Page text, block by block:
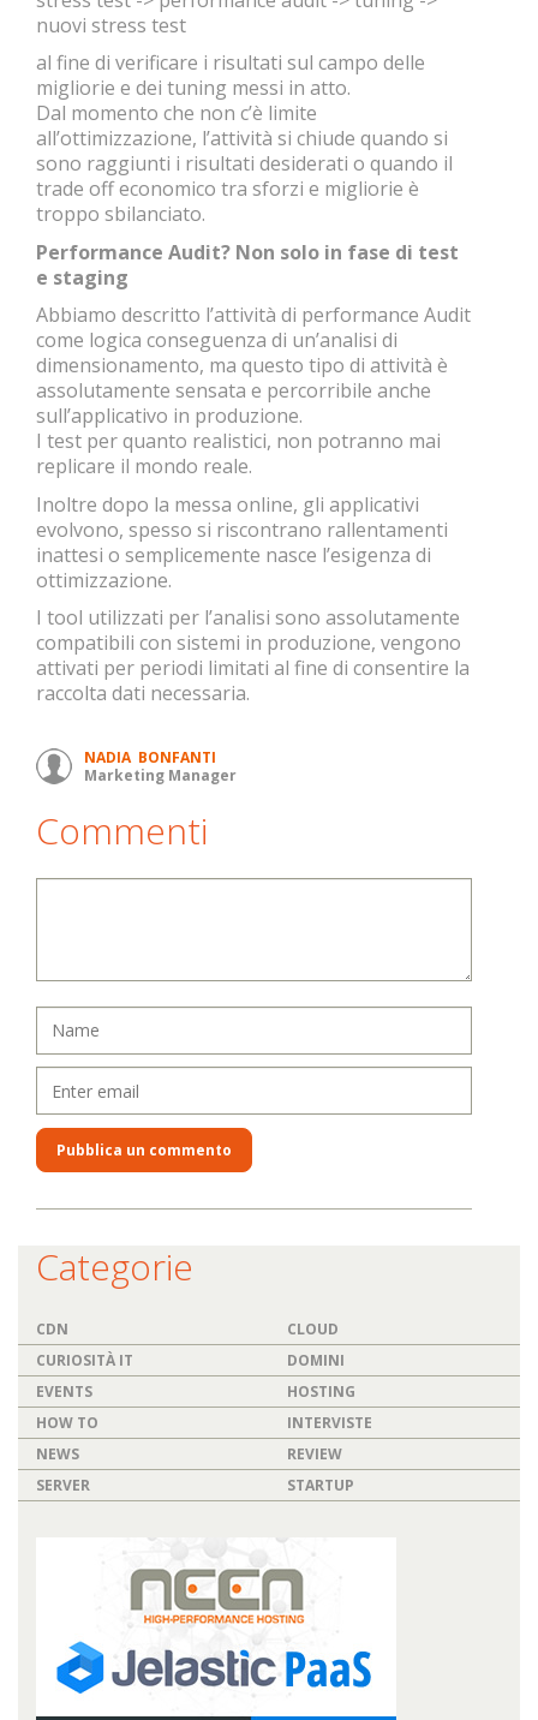
nuovi stress test
al fine di verificare i risultati sul campo delle
migliorie e dei tuning messi in atto.
Dal momento che non c’è limite
all’ottimizzazione, l’attività si chiude quando si
sono raggiunti i risultati desiderati o quando il
trade off economico tra sforzi e migliorie è
troppo sbilanciato.
Performance Audit? Non solo in fase di test
e staging
Abbiamo descritto l’attività di performance Audit
come logica conseguenza di un’analisi di
dimensionamento, ma questo tipo di attività è
assolutamente sensata e percorribile anche
sull’applicativo in produzione.
I test per quanto realistici, non potranno mai
replicare il mondo reale.
Inoltre dopo la messa online, gli applicativi
evolvono, spesso si riscontrano rallentamenti
inattesi o semplicemente nasce l’esigenza di
ottimizzazione.
I tool utilizzati per l’analisi sono assolutamente
compatibili con sistemi in produzione, vengono
attivati per periodi limitati al fine di consentire la
raccolta dati necessaria.
NADIA BONFANTI
Marketing Manager
Commenti
Categorie
CDN
CLOUD
CURIOSITÀ IT
DOMINI
EVENTS
HOSTING
HOW TO
INTERVISTE
NEWS
REVIEW
SERVER
STARTUP